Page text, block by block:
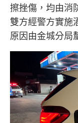
擦挫傷，均由消
雙方經警方實施
原因由金城分局